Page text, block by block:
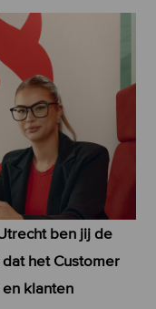
ben jij de
het Customer
klanten